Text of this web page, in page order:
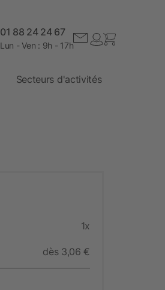
01 88 24 24 67
Lun - Ven : 9h - 17h
Secteurs d'activités
1x
dès 3,06 €